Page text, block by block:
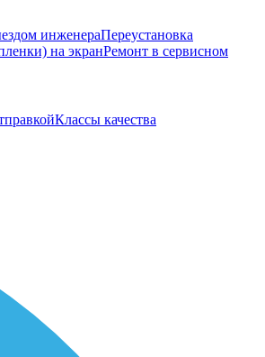
инженераПереустановка
на экранРемонт в сервисном
Классы качества